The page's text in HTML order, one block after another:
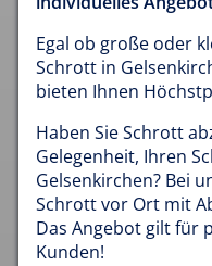
Egal ob große oder
Schrott in
bieten Ihnen
Haben Sie Schrott
Gelegenheit, Ihren
Gelsenkirchen? Bei
Schrott vor Ort mit
Das Angebot gilt für
Kunden!